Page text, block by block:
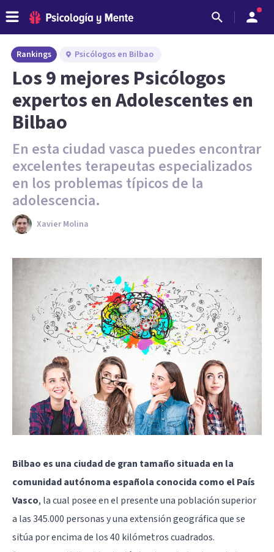
Rankings Psicólogos en Bilbao
Los 9 mejores Psicólogos
expertos en Adolescentes en
Bilbao
En esta ciudad vasca puedes encontrar
excelentes terapeutas especializados
en los problemas típicos de la
adolescencia.
Xavier Molina
Bilbao es una ciudad de gran tamaño situada en la
comunidad autónoma española conocida como el País
Vasco, la cual posee en el presente una población superior
a las 345.000 personas y una extensión geográfica que se
sitúa por encima de los 40 kilómetros cuadrados.